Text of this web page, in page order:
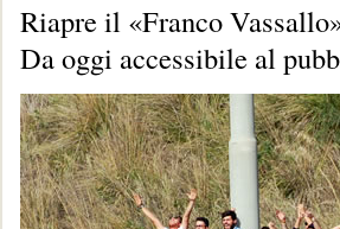
Riapre il «Franco
Da oggi accessibile al